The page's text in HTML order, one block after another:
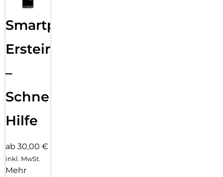
Smartphone
Ersteinrichtung
–
Schnelle
Hilfe
ab 30,00 €
inkl. MwSt.
Mehr